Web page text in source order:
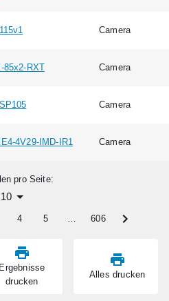
Ergebnisse
drucken
Alles drucken
Camera
85x2-RXT Camera
Camera
4V29-IMD-IR1 Camera
pro Seite:
10
4 5 … 606